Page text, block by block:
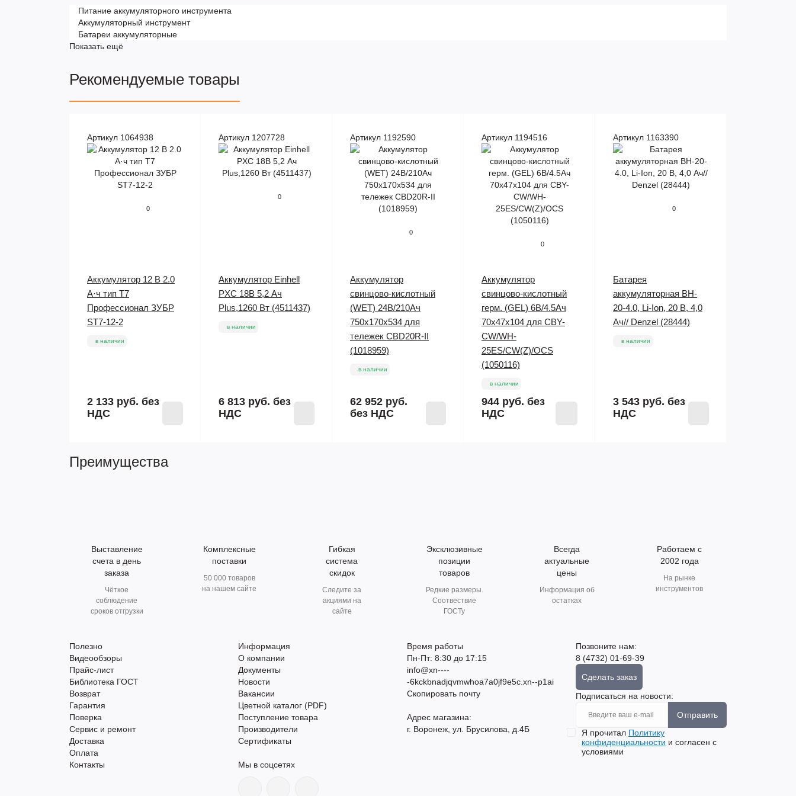
Питание аккумуляторного инструмента
Аккумуляторный инструмент
Батареи аккумуляторные
Показать ещё
Рекомендуемые товары
Артикул 1064938
0
Аккумулятор 12 В 2.0
А·ч тип Т7
Профессионал ЗУБР
ST7-12-2
в наличии
2 133 руб. без
НДС
Артикул 1207728
0
Аккумулятор Einhell
PXC 18В 5,2 Ач
Plus,1260 Вт (4511437)
в наличии
6 813 руб. без
НДС
Артикул 1192590
0
Аккумулятор
свинцово-кислотный
(WET) 24В/210Ач
750х170х534 для
тележек CBD20R-II
(1018959)
в наличии
62 952 руб.
без НДС
Артикул 1194516
0
Аккумулятор
свинцово-кислотный
герм. (GEL) 6В/4.5Ач
70х47х104 для CBY-
CW/WH-
25ES/CW(Z)/OCS
(1050116)
в наличии
944 руб. без
НДС
Артикул 1163390
0
Батарея
аккумуляторная BH-
20-4.0, Li-Ion, 20 В, 4,0
Ач// Denzel (28444)
в наличии
3 543 руб. без
НДС
Преимущества
Выставление
счета в день
заказа
Чёткое
соблюдение
сроков отгрузки
Комплексные
поставки
50 000 товаров
на нашем сайте
Гибкая
система
скидок
Следите за
акциями на
сайте
Эксклюзивные
позиции
товаров
Редкие размеры.
Соотвествие
ГОСТу
Всегда
актуальные
цены
Информация об
остатках
Работаем с
2002 года
На рынке
инструментов
Полезно
Видеообзоры
Прайс-лист
Библиотека ГОСТ
Возврат
Гарантия
Поверка
Сервис и ремонт
Доставка
Оплата
Контакты
Информация
О компании
Документы
Новости
Вакансии
Цветной каталог (PDF)
Поступление товара
Производители
Сертификаты
Мы в соцсетях
Время работы
Пн-Пт: 8:30 до 17:15
info@xn----
-6kckbnadjqvmwhoa7a0jf9e5c.xn--p1ai
Скопировать почту
Адрес магазина:
г. Воронеж, ул. Брусилова, д.4Б
Позвоните нам:
8 (4732) 01-69-39
Сделать заказ
Подписаться на новости:
Отправить
Я прочитал Политику
конфиденциальности и согласен с
условиями